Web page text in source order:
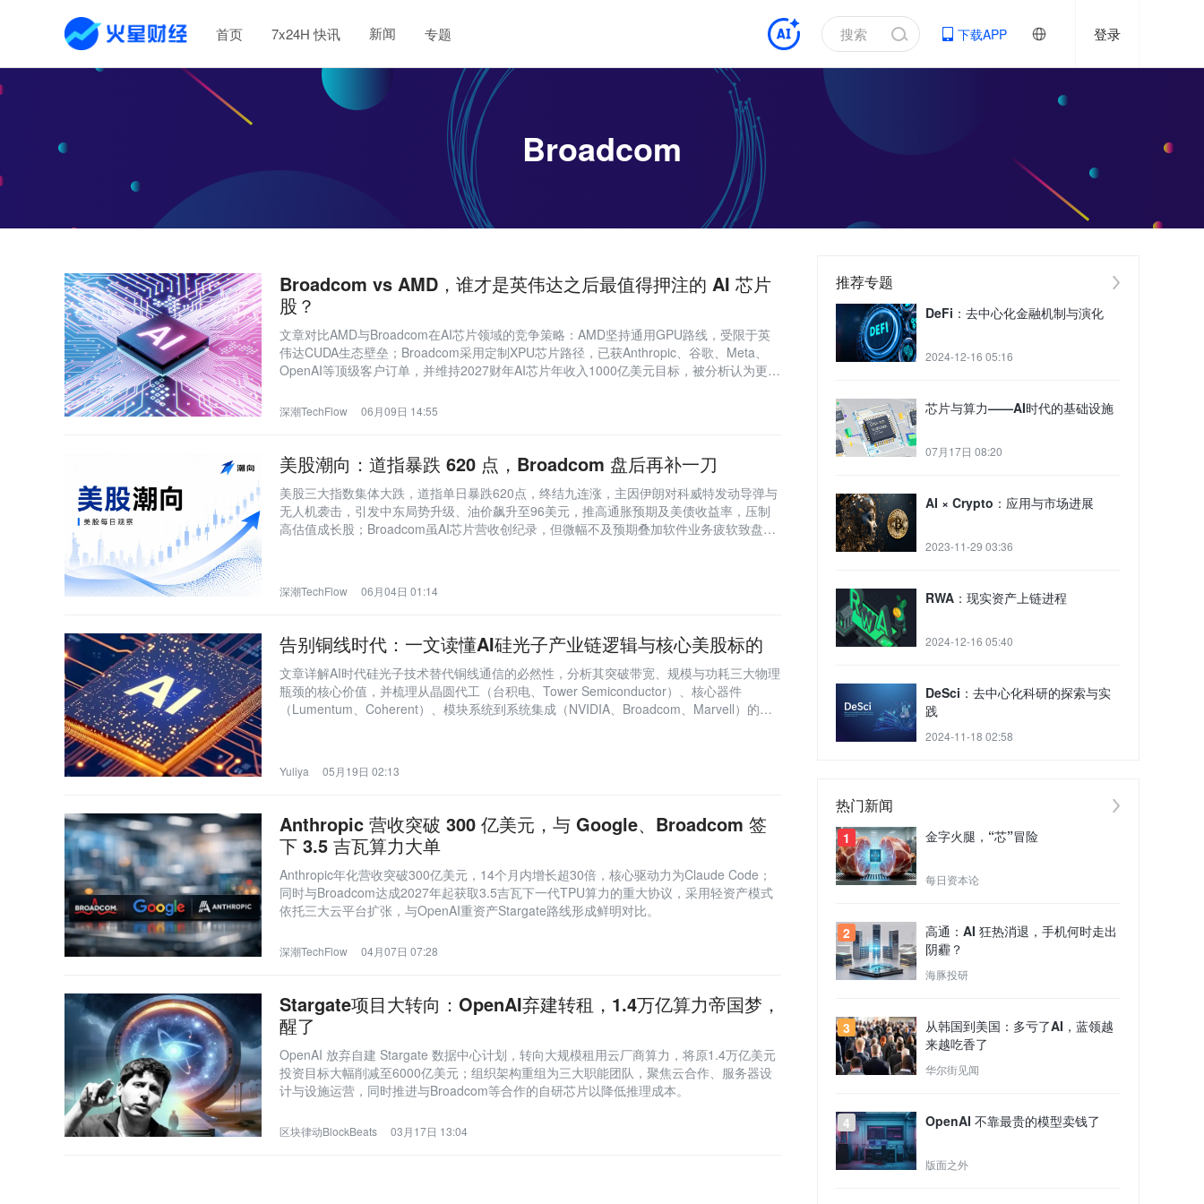
首页 7x24H 快讯 新闻 专题 下载APP 登录
Broadcom
Broadcom vs AMD，谁才是英伟达之后最值得押注的 AI 芯片
股？
文章对比AMD与Broadcom在AI芯片领域的竞争策略：AMD坚持通用GPU路线，受限于英
伟达CUDA生态壁垒；Broadcom采用定制XPU芯片路径，已获Anthropic、谷歌、Meta、
OpenAI等顶级客户订单，并维持2027财年AI芯片年收入1000亿美元目标，被分析认为更具
深潮TechFlow 06月09日 14:55
美股潮向：道指暴跌 620 点，Broadcom 盘后再补一刀
美股三大指数集体大跌，道指单日暴跌620点，终结九连涨，主因伊朗对科威特发动导弹与
无人机袭击，引发中东局势升级、油价飙升至96美元，推高通胀预期及美债收益率，压制
高估值成长股；Broadcom虽AI芯片营收创纪录，但微幅不及预期叠加软件业务疲软致盘后
深潮TechFlow 06月04日 01:14
告别铜线时代：一文读懂AI硅光子产业链逻辑与核心美股标的
文章详解AI时代硅光子技术替代铜线通信的必然性，分析其突破带宽、规模与功耗三大物理
瓶颈的核心价值，并梳理从晶圆代工（台积电、Tower Semiconductor）、核心器件
（Lumentum、Coherent）、模块系统到系统集成（NVIDIA、Broadcom、Marvell）的完
Yuliya 05月19日 02:13
Anthropic 营收突破 300 亿美元，与 Google、Broadcom 签
下 3.5 吉瓦算力大单
Anthropic年化营收突破300亿美元，14个月内增长超30倍，核心驱动力为Claude Code；
同时与Broadcom达成2027年起获取3.5吉瓦下一代TPU算力的重大协议，采用轻资产模式
依托三大云平台扩张，与OpenAI重资产Stargate路线形成鲜明对比。
深潮TechFlow 04月07日 07:28
Stargate项目大转向：OpenAI弃建转租，1.4万亿算力帝国梦，
醒了
OpenAI 放弃自建 Stargate 数据中心计划，转向大规模租用云厂商算力，将原1.4万亿美元
投资目标大幅削减至6000亿美元；组织架构重组为三大职能团队，聚焦云合作、服务器设
计与设施运营，同时推进与Broadcom等合作的自研芯片以降低推理成本。
区块律动BlockBeats 03月17日 13:04
推荐专题
DeFi：去中心化金融机制与演化
2024-12-16 05:16
芯片与算力——AI时代的基础设施
07月17日 08:20
AI × Crypto：应用与市场进展
2023-11-29 03:36
RWA：现实资产上链进程
2024-12-16 05:40
DeSci：去中心化科研的探索与实
践
2024-11-18 02:58
热门新闻
1 金字火腿，“芯”冒险
每日资本论
2
高通：AI 狂热消退，手机何时走出
阴霾？
海豚投研
3
从韩国到美国：多亏了AI，蓝领越
来越吃香了
华尔街见闻
4 OpenAI 不靠最贵的模型卖钱了
版面之外